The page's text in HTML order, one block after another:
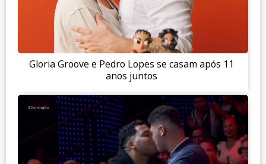
Gloria Groove e Pedro Lopes se casam após 11
anos juntos